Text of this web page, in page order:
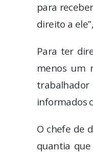
para
direito a
Para ter
menos um
trabalhador
informados
O chefe de
quantia